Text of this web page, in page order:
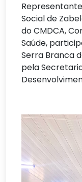
Social de
do CMDCA,
Saúde,
Serra Branca
pela